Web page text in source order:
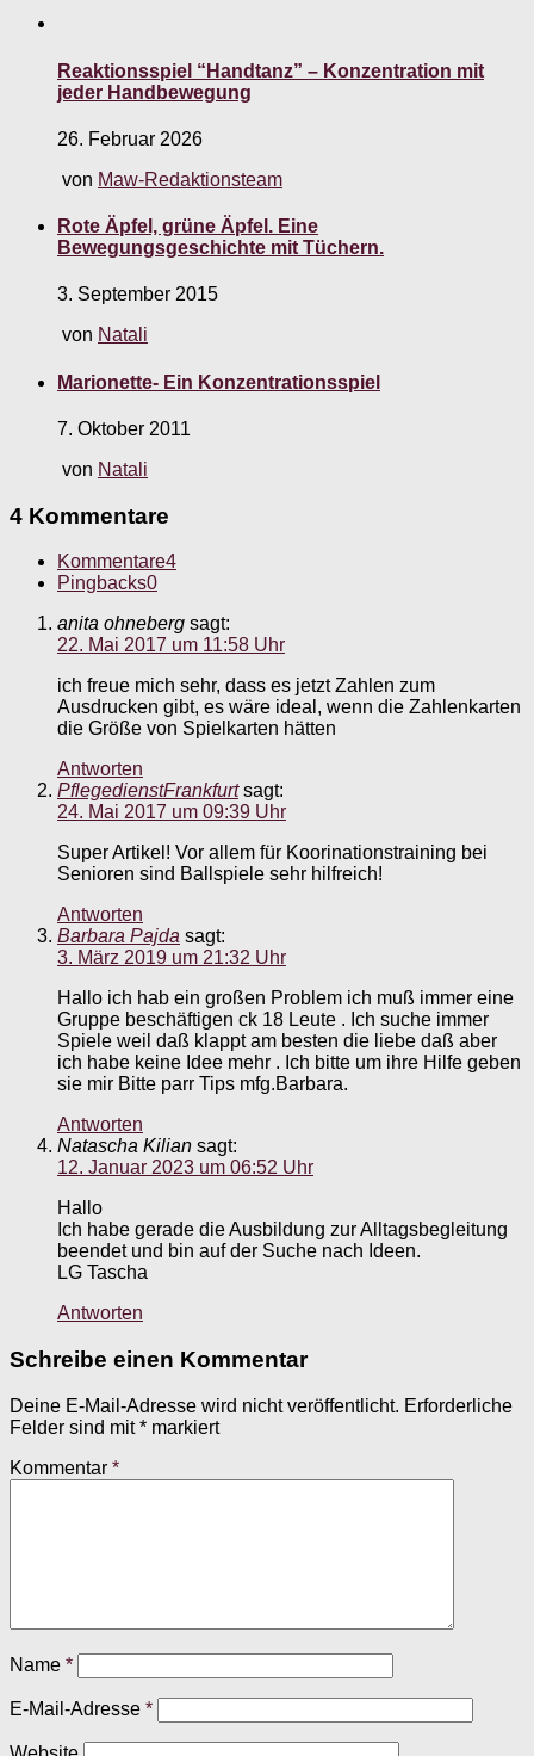
Reaktionsspiel “Handtanz” – Konzentration mit
jeder Handbewegung
26. Februar 2026
von Maw-Redaktionsteam
Rote Äpfel, grüne Äpfel. Eine
Bewegungsgeschichte mit Tüchern.
3. September 2015
von Natali
Marionette- Ein Konzentrationsspiel
7. Oktober 2011
von Natali
4 Kommentare
Kommentare4
Pingbacks0
anita ohneberg sagt:
22. Mai 2017 um 11:58 Uhr
ich freue mich sehr, dass es jetzt Zahlen zum
Ausdrucken gibt, es wäre ideal, wenn die Zahlenkarten
die Größe von Spielkarten hätten
Antworten
PflegedienstFrankfurt sagt:
24. Mai 2017 um 09:39 Uhr
Super Artikel! Vor allem für Koorinationstraining bei
Senioren sind Ballspiele sehr hilfreich!
Antworten
Barbara Pajda sagt:
3. März 2019 um 21:32 Uhr
Hallo ich hab ein großen Problem ich muß immer eine
Gruppe beschäftigen ck 18 Leute . Ich suche immer
Spiele weil daß klappt am besten die liebe daß aber
ich habe keine Idee mehr . Ich bitte um ihre Hilfe geben
sie mir Bitte parr Tips mfg.Barbara.
Antworten
Natascha Kilian sagt:
12. Januar 2023 um 06:52 Uhr
Hallo
Ich habe gerade die Ausbildung zur Alltagsbegleitung
beendet und bin auf der Suche nach Ideen.
LG Tascha
Antworten
Schreibe einen Kommentar
Deine E-Mail-Adresse wird nicht veröffentlicht. Erforderliche
Felder sind mit* markiert
Kommentar *
Name *
E-Mail-Adresse *